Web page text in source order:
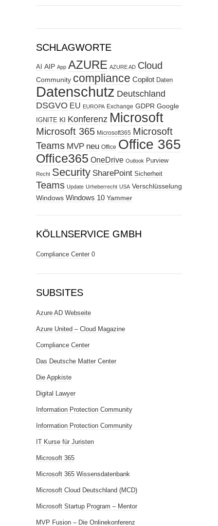
SCHLAGWORTE
AI AIP App AZURE AZURE AD Cloud
Community compliance Copilot Daten
Datenschutz Deutschland
DSGVO EU EUROPA Exchange GDPR Google
IGNITE KI Konferenz Microsoft
Microsoft 365 Microsoft365 Microsoft
Teams MVP neu Office Office 365
Office365 OneDrive Outlook Purview
Recht Security SharePoint Sicherheit
Teams Update Urheberrecht USA Verschlüsselung
Windows Windows 10 Yammer
KÖLLNSERVICE GMBH
Compliance Center 0
SUBSITES
Azure AD Webseite
Azure United – Cloud Magazine
Compliance Center
Das Deutsche Matter Center
Die Appkiste
Digital Lawyer
Information Protection Community
Information Protection Community
IT Kurse für Juristen
Microsoft 365
Microsoft 365 Wissensdatenbank
Microsoft Cloud Deutschland (MCD)
Microsoft Startup Program – Mentor
MVP Fusion – Die Onlinekonferenz